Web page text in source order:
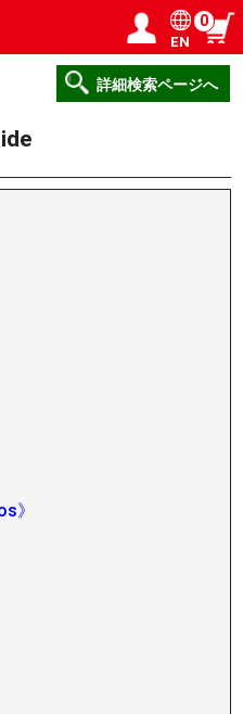
／会員登録
EN
0
詳細検索ページへ
》